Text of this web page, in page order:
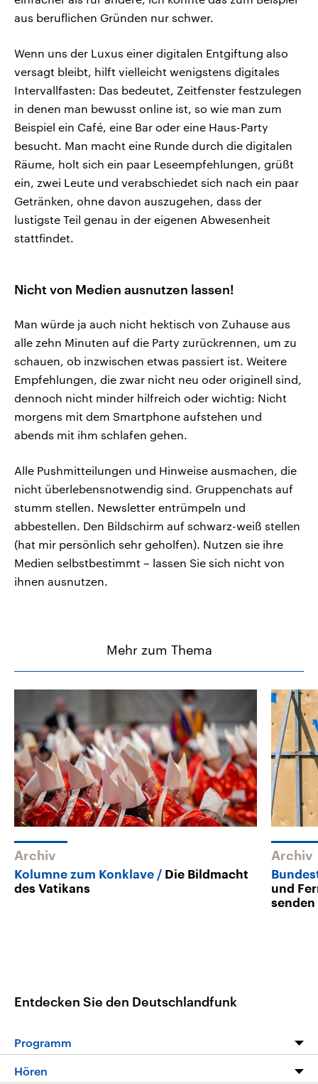
aus beruflichen Gründen nur schwer.
Wenn uns der Luxus einer digitalen Entgiftung also
versagt bleibt, hilft vielleicht wenigstens digitales
Intervallfasten: Das bedeutet, Zeitfenster festzulegen
in denen man bewusst online ist, so wie man zum
Beispiel ein Café, eine Bar oder eine Haus-Party
besucht. Man macht eine Runde durch die digitalen
Räume, holt sich ein paar Leseempfehlungen, grüßt
ein, zwei Leute und verabschiedet sich nach ein paar
Getränken, ohne davon auszugehen, dass der
lustigste Teil genau in der eigenen Abwesenheit
stattfindet.
Nicht von Medien ausnutzen lassen!
Man würde ja auch nicht hektisch von Zuhause aus
alle zehn Minuten auf die Party zurückrennen, um zu
schauen, ob inzwischen etwas passiert ist. Weitere
Empfehlungen, die zwar nicht neu oder originell sind,
dennoch nicht minder hilfreich oder wichtig: Nicht
morgens mit dem Smartphone aufstehen und
abends mit ihm schlafen gehen.
Alle Pushmitteilungen und Hinweise ausmachen, die
nicht überlebensnotwendig sind. Gruppenchats auf
stumm stellen. Newsletter entrümpeln und
abbestellen. Den Bildschirm auf schwarz-weiß stellen
(hat mir persönlich sehr geholfen). Nutzen sie ihre
Medien selbstbestimmt – lassen Sie sich nicht von
ihnen ausnutzen.
Mehr zum Thema
Archiv
Kolumne zum Konklave
Die Bildmacht
des Vatikans
Archiv
und
senden
Entdecken Sie den Deutschlandfunk
Programm
Programm
Hören